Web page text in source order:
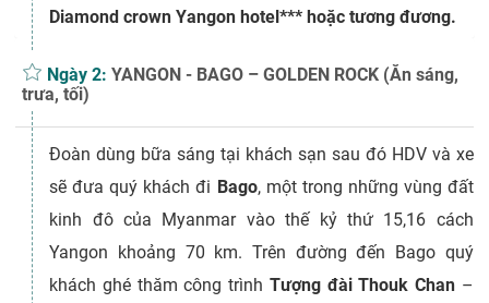
Diamond crown Yangon hotel*** hoặc tương đương.
Ngày 2:YANGON - BAGO – GOLDEN ROCK (Ăn sáng,
trưa, tối)
Đoàn dùng bữa sáng tại khách sạn sau đó HDV và xe
sẽ đưa quý khách đi Bago, một trong những vùng đất
kinh đô của Myanmar vào thế kỷ thứ 15,16 cách
Yangon khoảng 70 km. Trên đường đến Bago quý
khách ghé thăm công trình Tượng đài Thouk Chan–